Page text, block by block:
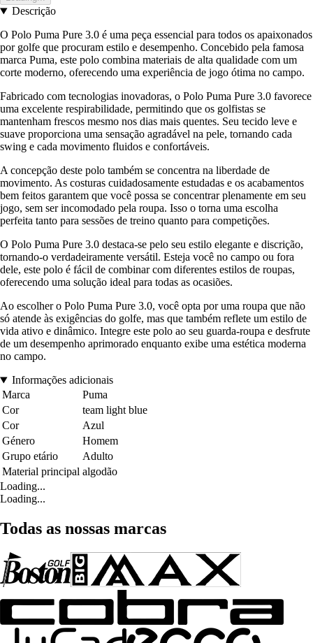
Descrição
O Polo Puma Pure 3.0 é uma peça essencial para todos os apaixonados
por golfe que procuram estilo e desempenho. Concebido pela famosa
marca Puma, este polo combina materiais de alta qualidade com um
corte moderno, oferecendo uma experiência de jogo ótima no campo.
Fabricado com tecnologias inovadoras, o Polo Puma Pure 3.0 favorece
uma excelente respirabilidade, permitindo que os golfistas se
mantenham frescos mesmo nos dias mais quentes. Seu tecido leve e
suave proporciona uma sensação agradável na pele, tornando cada
swing e cada movimento fluidos e confortáveis.
A concepção deste polo também se concentra na liberdade de
movimento. As costuras cuidadosamente estudadas e os acabamentos
bem feitos garantem que você possa se concentrar plenamente em seu
jogo, sem ser incomodado pela roupa. Isso o torna uma escolha
perfeita tanto para sessões de treino quanto para competições.
O Polo Puma Pure 3.0 destaca-se pelo seu estilo elegante e discrição,
tornando-o verdadeiramente versátil. Esteja você no campo ou fora
dele, este polo é fácil de combinar com diferentes estilos de roupas,
oferecendo uma solução ideal para todas as ocasiões.
Ao escolher o Polo Puma Pure 3.0, você opta por uma roupa que não
só atende às exigências do golfe, mas que também reflete um estilo de
vida ativo e dinâmico. Integre este polo ao seu guarda-roupa e desfrute
de um desempenho aprimorado enquanto exibe uma estética moderna
no campo.
Informações adicionais
Marca
Puma
Cor
team light blue
Cor
Azul
Género
Homem
Grupo etário
Adulto
Material principal algodão
Loading...
Loading...
Todas as nossas marcas